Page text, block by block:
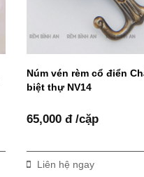
Núm vén rèm cổ điển
biệt thự NV14
65,000 đ /cặp
Liên hệ ngay